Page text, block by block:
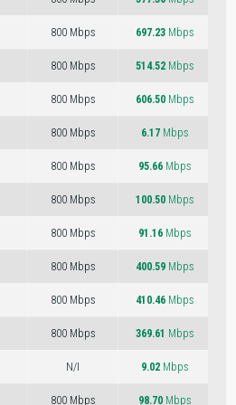
800 Mbps 697.23 Mbps
800 Mbps 514.52 Mbps
800 Mbps 606.50 Mbps
800 Mbps 6.17 Mbps
800 Mbps 95.66 Mbps
800 Mbps 100.50 Mbps
800 Mbps 91.16 Mbps
800 Mbps 400.59 Mbps
800 Mbps 410.46 Mbps
800 Mbps 369.61 Mbps
N/I 9.02 Mbps
800 Mbps 98.70 Mbps